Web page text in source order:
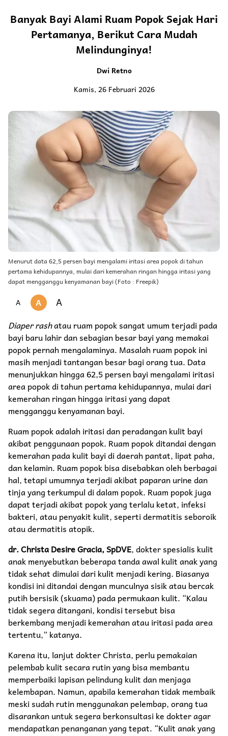
Banyak Bayi Alami Ruam Popok Sejak Hari
Pertamanya, Berikut Cara Mudah
Melindunginya!
Dwi Retno
Kamis, 26 Februari 2026
Menurut data 62,5 persen bayi mengalami iritasi area popok di tahun
pertama kehidupannya, mulai dari kemerahan ringan hingga iritasi yang
dapat mengganggu kenyamanan bayi (Foto : Freepik)
A A A
Diaper rashatau ruam popok sangat umum terjadi pada
bayi baru lahir dan sebagian besar bayi yang memakai
popok pernah mengalaminya. Masalah ruam popok ini
masih menjadi tantangan besar bagi orang tua. Data
menunjukkan hingga 62,5 persen bayi mengalami iritasi
area popok di tahun pertama kehidupannya, mulai dari
kemerahan ringan hingga iritasi yang dapat
mengganggu kenyamanan bayi.
Ruam popok adalah iritasi dan peradangan kulit bayi
akibat penggunaan popok. Ruam popok ditandai dengan
kemerahan pada kulit bayi di daerah pantat, lipat paha,
dan kelamin. Ruam popok bisa disebabkan oleh berbagai
hal, tetapi umumnya terjadi akibat paparan urine dan
tinja yang terkumpul di dalam popok. Ruam popok juga
dapat terjadi akibat popok yang terlalu ketat, infeksi
bakteri, atau penyakit kulit, seperti dermatitis seboroik
atau dermatitis atopik.
dr. Christa Desire Gracia, SpDVE, dokter spesialis kulit
anak menyebutkan beberapa tanda awal kulit anak yang
tidak sehat dimulai dari kulit menjadi kering. Biasanya
kondisi ini ditandai dengan munculnya sisik atau bercak
putih bersisik (skuama) pada permukaan kulit. “Kalau
tidak segera ditangani, kondisi tersebut bisa
berkembang menjadi kemerahan atau iritasi pada area
tertentu,” katanya.
Karena itu, lanjut dokter Christa, perlu pemakaian
pelembab kulit secara rutin yang bisa membantu
memperbaiki lapisan pelindung kulit dan menjaga
kelembapan. Namun, apabila kemerahan tidak membaik
meski sudah rutin menggunakan pelembap, orang tua
disarankan untuk segera berkonsultasi ke dokter agar
mendapatkan penanganan yang tepat. “Kulit anak yang